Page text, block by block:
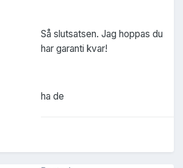
Så slutsatsen. Jag hoppas du
har garanti kvar!
ha de